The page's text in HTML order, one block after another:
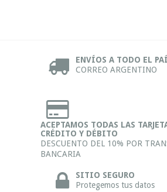
ENVÍOS A TODO EL
CORREO ARGENTINO
ACEPTAMOS TODAS LAS
CRÉDITO Y DÉBITO
DESCUENTO DEL 10% POR
BANCARIA
SITIO SEGURO
Protegemos tus datos